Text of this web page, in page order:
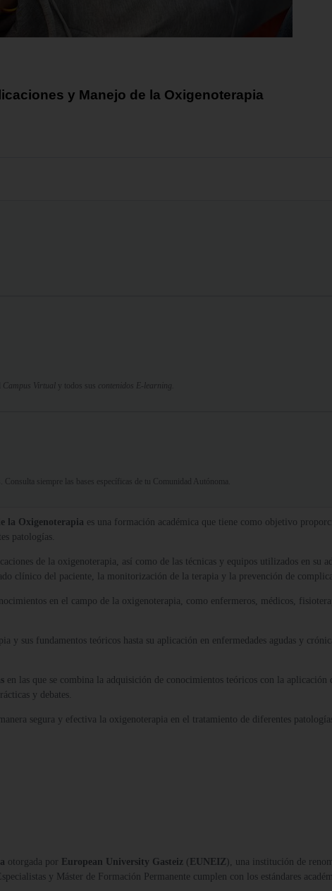
y Manejo de la Oxigenoterapia
Campus Virtual y todos sus contenidos E-learning.
siempre las bases específicas de tu Comunidad Autónoma.
la Oxigenoterapia es una formación académica que tiene como objetivo
patologías.
de la oxigenoterapia, así como de las técnicas y equipos utilizados en
clínico del paciente, la monitorización de la terapia y la prevención de
en el campo de la oxigenoterapia, como enfermeros, médicos,
y sus fundamentos teóricos hasta su aplicación en enfermedades agudas y
en las que se combina la adquisición de conocimientos teóricos con la
y debates.
segura y efectiva la oxigenoterapia en el tratamiento de diferentes
otorgada por European University Gasteiz ( EUNEIZ ), una institución de
y Máster de Formación Permanente cumplen con los estándares